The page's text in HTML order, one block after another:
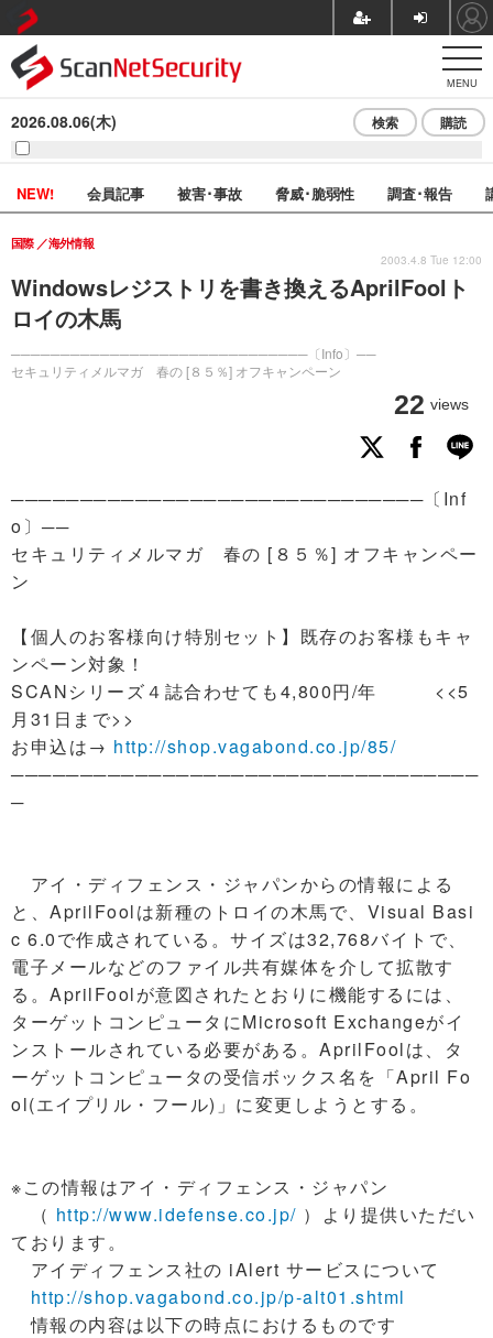
MENU
2026.08.06(木) 検索 購読
NEW! 会員記事 被害･事故 脅威･脆弱性 調査･報告
Windowsレジストリを書き換えるAprilFoolト
ロイの木馬
──────────────────────────────〔Info〕──
セキュリティメルマガ 春の [８５％] オフキャンペーン
国際 海外情報
22 views
2003.4.8 Tue 12:00
──────────────────────────────〔Inf
o〕──
セキュリティメルマガ 春の [８５％] オフキャンペー
ン
【個人のお客様向け特別セット】既存のお客様もキャ
ンペーン対象！
SCANシリーズ４誌合わせても4,800円/年 <<5
月31日まで>>
お申込は→ http://shop.vagabond.co.jp/85/
──────────────────────────────────
─
アイ・ディフェンス・ジャパンからの情報による
と、AprilFoolは新種のトロイの木馬で、Visual Basi
c 6.0で作成されている。サイズは32,768バイトで、
電子メールなどのファイル共有媒体を介して拡散す
る。AprilFoolが意図されたとおりに機能するには、
ターゲットコンピュータにMicrosoft Exchangeがイ
ンストールされている必要がある。AprilFoolは、タ
ーゲットコンピュータの受信ボックス名を「April Fo
ol(エイプリル・フール)」に変更しようとする。
※この情報はアイ・ディフェンス・ジャパン
（ http://www.idefense.co.jp/ ）より提供いただい
ております。
アイディフェンス社の iAlert サービスについて
http://shop.vagabond.co.jp/p-alt01.shtml
情報の内容は以下の時点におけるものです